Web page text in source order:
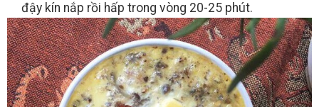
đậy kín nắp rồi hấp trong vòng 20-25 phút.